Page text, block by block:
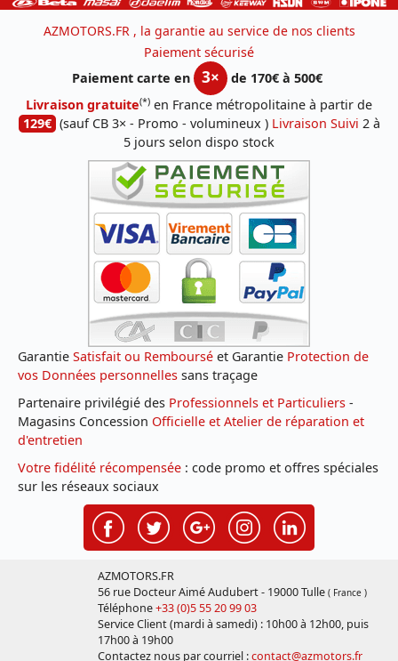
AZMOTORS.FR , la garantie au service de nos clients
Paiement sécurisé
Paiement carte en
3×
de 170€ à 500€
Livraison gratuite(*) en France métropolitaine à partir de
129€ (sauf CB 3× - Promo - volumineux ) Livraison Suivi 2 à
5 jours selon dispo stock
Garantie Satisfait ou Remboursé et Garantie Protection de
vos Données personnelles sans traçage
Partenaire privilégié des Professionnels et Particuliers -
Magasins Concession Officielle et Atelier de réparation et
d'entretien
Votre fidélité récompensée : code promo et offres spéciales
sur les réseaux sociaux
AZMOTORS.FR
56 rue Docteur Aimé Audubert - 19000 Tulle ( France )
Téléphone+33 (0)5 55 20 99 03
Service Client (mardi à samedi) : 10h00 à 12h00, puis
17h00 à 19h00
Contactez nous par courriel :contact@azmotors.fr